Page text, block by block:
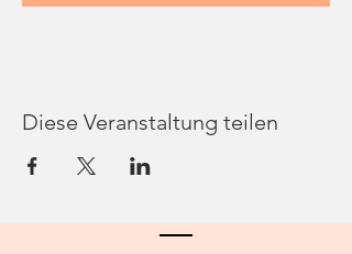
Diese Veranstaltung teilen